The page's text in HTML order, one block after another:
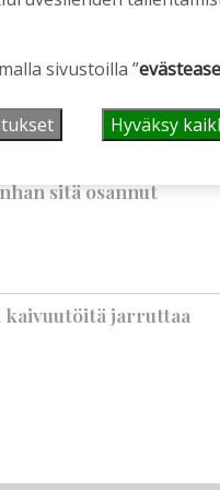
sitä osannut
kaivuutöitä jarruttaa
sivustoilla ”
Hyväksy